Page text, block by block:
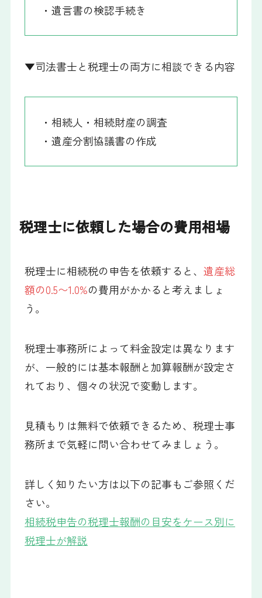
・遺言書の検認手続き
▼司法書士と税理士の両方に相談できる内容
・相続人・相続財産の調査
・遺産分割協議書の作成
税理士に依頼した場合の費用相場
税理士に相続税の申告を依頼すると、遺産総
額の0.5〜1.0%の費用がかかると考えましょ
う。
税理士事務所によって料金設定は異なります
が、一般的には基本報酬と加算報酬が設定さ
れており、個々の状況で変動します。
見積もりは無料で依頼できるため、税理士事
務所まで気軽に問い合わせてみましょう。
詳しく知りたい方は以下の記事もご参照くだ
さい。
相続税申告の税理士報酬の目安をケース別に
税理士が解説